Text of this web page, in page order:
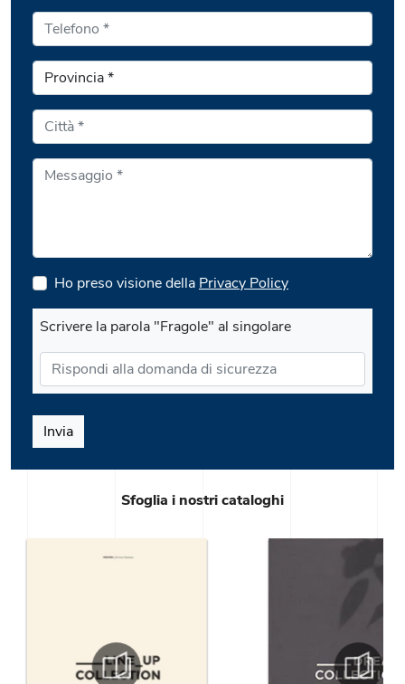
Sfoglia i nostri cataloghi
Ho preso visione della Privacy Policy
Scrivere la parola "Fragole" al singolare
Invia